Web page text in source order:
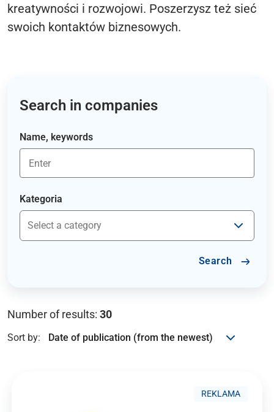
kreatywności i rozwojowi. Poszerzysz też sieć
swoich kontaktów biznesowych.
Search in companies
Name, keywords
Kategoria
Search
Number of results: 30
Sort by:
REKLAMA